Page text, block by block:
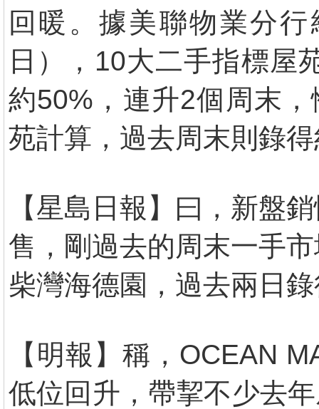
回暖。據美聯物業分
日），10大二手指標屋
約50%，連升2個周末
苑計算，過去周末則錄
【星島日報】曰，新盤
售，剛過去的周末一手
柴灣海德園，過去兩日
【明報】稱，OCEAN
低位回升，帶挈不少去